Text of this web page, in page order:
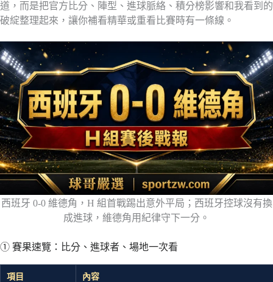
道，而是把官方比分、陣型、進球脈絡、積分榜影響和我看到的
破綻整理起來，讓你補看精華或重看比賽時有一條線。
西班牙 0-0 維德角，H 組首戰踢出意外平局；西班牙控球沒有換
成進球，維德角用紀律守下一分。
① 賽果速覽：比分、進球者、場地一次看
項目 內容